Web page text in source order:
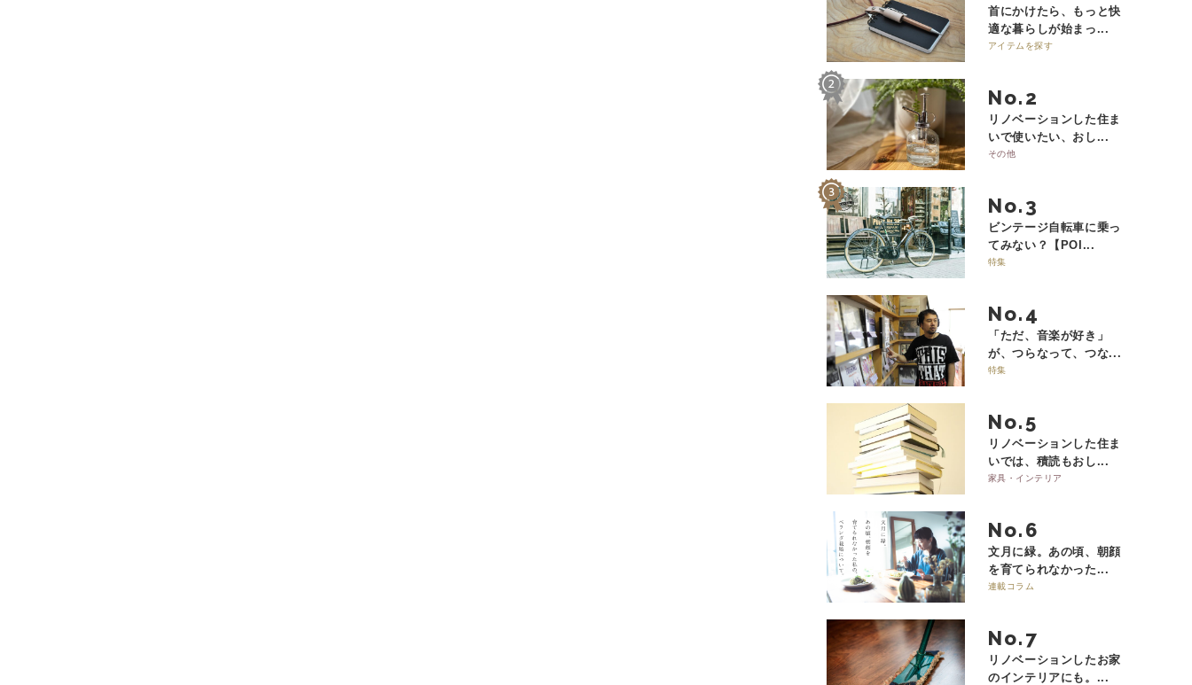
首にかけたら、もっと快
適な暮らしが始まっ...
アイテムを探す
No.
リノベーションした住ま
いで使いたい、おし...
その他
No.
ビンテージ自転車に乗っ
てみない？【POI...
特集
No.
「ただ、音楽が好き」
が、つらなって、つな...
特集
No.
リノベーションした住ま
いでは、積読もおし...
家具・インテリア
No.
文月に緑。あの頃、朝顔
を育てられなかった...
連載コラム
No.
リノベーションしたお家
のインテリアにも。...